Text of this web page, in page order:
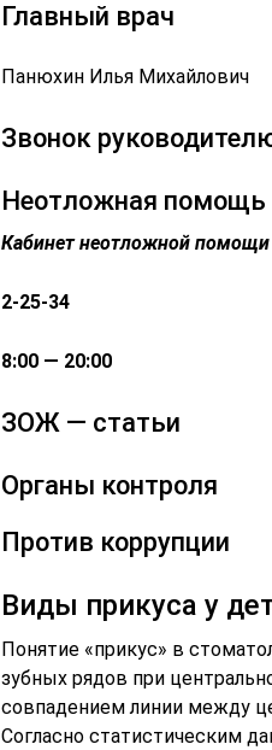
Главный врач
Панюхин Илья Михайлович
Звонок
Неотложная помощь
Кабинет неотложной помощи
2-25-34
8:00 — 20:00
ЗОЖ — статьи
Органы контроля
Против коррупции
Виды прикуса у
Понятие «прикус» в
зубных рядов при
совпадением линии между
Согласно статистическим